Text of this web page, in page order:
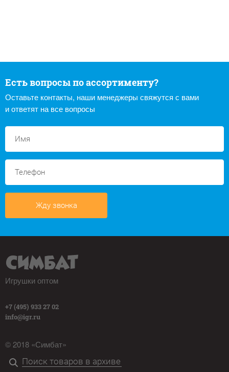
Есть вопросы по ассортименту?
Оставьте контакты, наши менеджеры свяжутся с вами
и ответят на все вопросы
Жду звонка
Игрушки оптом
+7 (495) 933 27 02
info@igr.ru
© 2018 «Симбат»